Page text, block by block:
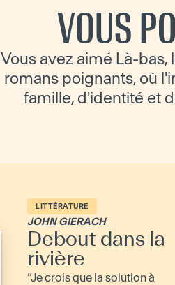
VOUS
Vous avez aimé Là-
romans poignants, où
famille, d'identité et
LITTÉRATURE
JOHN GIERACH
Debout dans la
rivière
”Je crois que la solution à